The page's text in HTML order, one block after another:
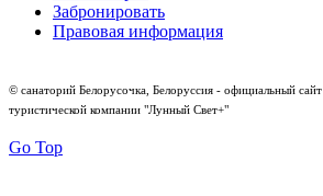
Забронировать
Правовая информация
© санаторий Белорусочка, Белоруссия - официальный сайт
туристической компании "Лунный Свет+"
Go Top